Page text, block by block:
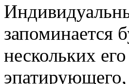
запоминается
нескольких